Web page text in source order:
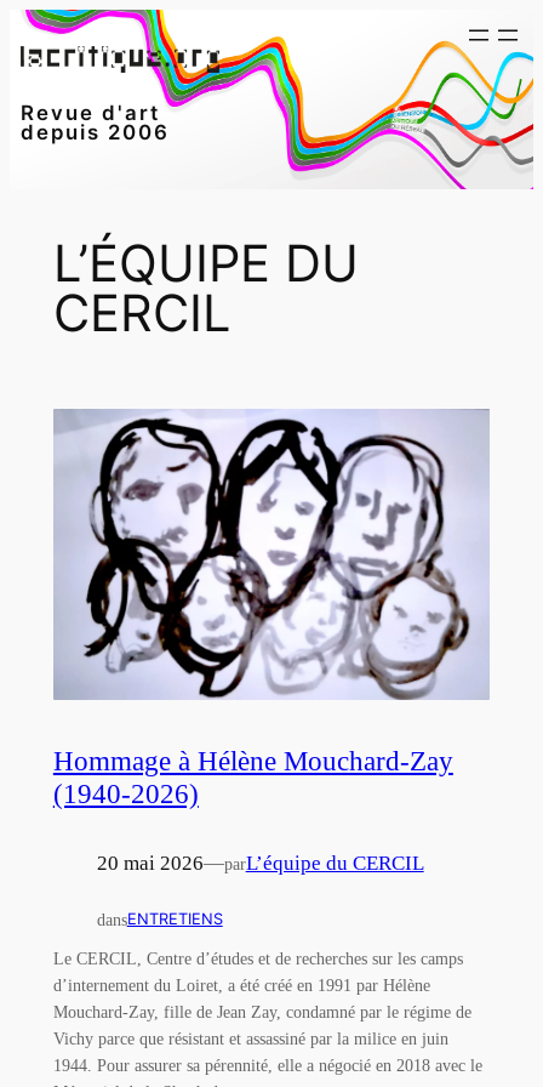
Aller
au
Revue d'art
depuis 2006
L’ÉQUIPE DU
CERCIL
Hommage à Hélène Mouchard-Zay
(1940-2026)
20 mai 2026—parL’équipe du CERCIL
dansENTRETIENS
Le CERCIL, Centre d’études et de recherches sur les camps
d’internement du Loiret, a été créé en 1991 par Hélène
Mouchard-Zay, fille de Jean Zay, condamné par le régime de
Vichy parce que résistant et assassiné par la milice en juin
1944. Pour assurer sa pérennité, elle a négocié en 2018 avec le